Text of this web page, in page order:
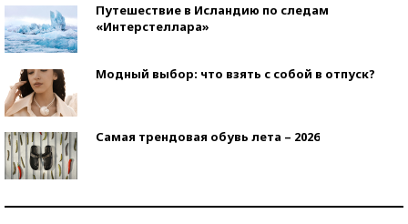
Путешествие в Исландию по следам
«Интерстеллара»
Модный выбор: что взять с собой в отпуск?
Самая трендовая обувь лета – 2026